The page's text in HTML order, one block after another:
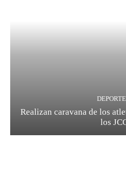
Realizan caravana de los
los